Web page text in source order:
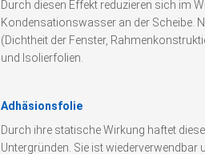
Durch diesen Effekt reduzieren sich im
Kondensationswasser an der Scheibe.
(Dichtheit der Fenster,
und Isolierfolien.
Adhäsionsfolie
Durch ihre statische Wirkung haftet
Untergründen. Sie ist